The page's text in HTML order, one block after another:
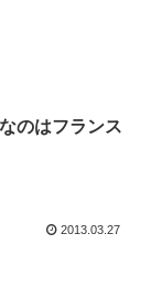
のはフランス
2013.03.27